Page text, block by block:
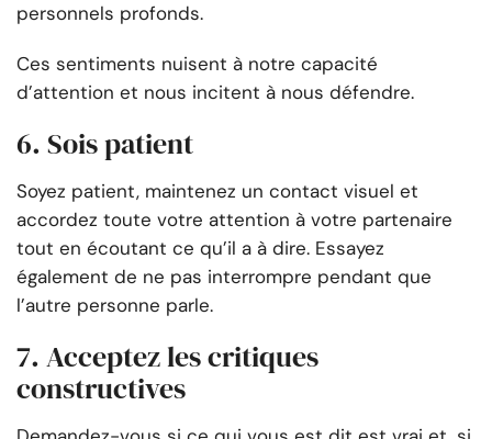
personnels profonds.
Ces sentiments nuisent à notre capacité
d’attention et nous incitent à nous défendre.
6. Sois patient
Soyez patient, maintenez un contact visuel et
accordez toute votre attention à votre partenaire
tout en écoutant ce qu’il a à dire. Essayez
également de ne pas interrompre pendant que
l’autre personne parle.
7. Acceptez les critiques
constructives